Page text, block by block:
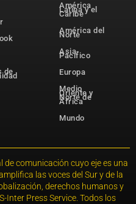
de
América
Latina y el
Caribe
América del
Norte
Asia-
Pacífico
Europa
Medio
Oriente y
Norte de
África
Mundo
comunicación cuyo eje es una
las voces del Sur y de la
derechos humanos y
Inter Press Service. Todos los